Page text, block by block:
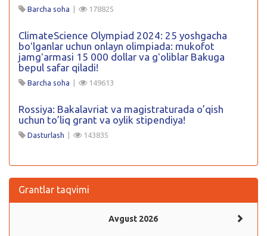
Barcha soha | 178825
ClimateScience Olympiad 2024: 25 yoshgacha
boʻlganlar uchun onlayn olimpiada: mukofot
jamgʻarmasi 15 000 dollar va gʻoliblar Bakuga
bepul safar qiladi!
Barcha soha | 149613
Rossiya: Bakalavriat va magistraturada o’qish
uchun to’liq grant va oylik stipendiya!
Dasturlash | 143835
Grantlar taqvimi
Avgust 2026